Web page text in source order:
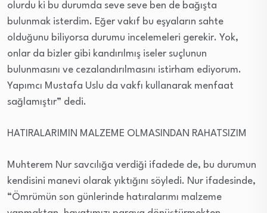
olurdu ki bu durumda seve seve ben de bağışta
bulunmak isterdim. Eğer vakıf bu eşyaların sahte
olduğunu biliyorsa durumu incelemeleri gerekir. Yok,
onlar da bizler gibi kandırılmış iseler suçlunun
bulunmasını ve cezalandırılmasını istirham ediyorum.
Yapımcı Mustafa Uslu da vakfı kullanarak menfaat
sağlamıştır” dedi.
HATIRALARIMIN MALZEME OLMASINDAN RAHATSIZIM
Muhterem Nur savcılığa verdiği ifadede de, bu durumun
kendisini manevi olarak yıktığını söyledi. Nur ifadesinde,
“Ömrümün son günlerinde hatıralarımı malzeme